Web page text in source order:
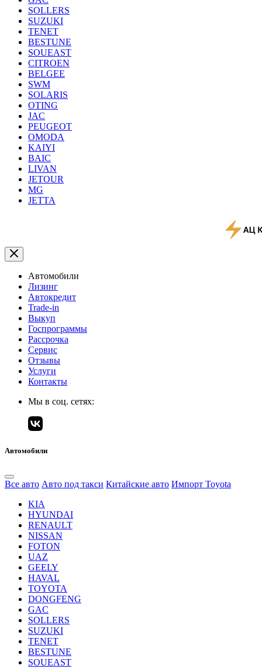
SOLLERS
SUZUKI
TENET
BESTUNE
SOUEAST
CITROEN
BELGEE
SWM
SOLARIS
OTING
JAC
PEUGEOT
OMODA
KAIYI
BAIC
LIVAN
JETOUR
MG
JETTA
Автомобили
Лизинг
Автокредит
Trade-in
Выкуп
Госпрограммы
Рассрочка
Сервис
Отзывы
Услуги
Контакты
Мы в соц. сетях:
Автомобили
Все авто Авто под такси Китайские авто Импорт Toyota
KIA
HYUNDAI
RENAULT
NISSAN
FOTON
UAZ
GEELY
HAVAL
TOYOTA
DONGFENG
GAC
SOLLERS
SUZUKI
TENET
BESTUNE
SOUEAST